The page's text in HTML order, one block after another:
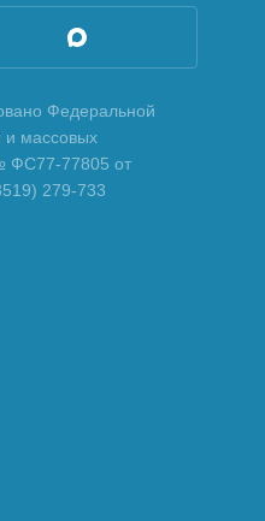
Федеральной
и массовых
ФС77-77805 от
279-733